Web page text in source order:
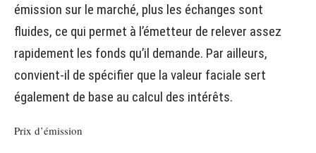
émission sur le marché, plus les échanges sont
fluides, ce qui permet à l’émetteur de relever assez
rapidement les fonds qu’il demande. Par ailleurs,
convient-il de spécifier que la valeur faciale sert
également de base au calcul des intérêts.
Prix d’émission